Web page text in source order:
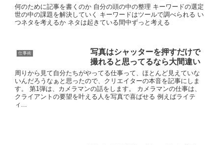
何のために記事を書くのか 自分の頭の中の整理 キーワードの選定
世の中の課題を解決していく キーワードはツールで調べられる い
つネタを考えるか ネタは起きている間中ずっと考える
仕事術
写真はシャッターを押すだけで
撮れると思ってるなら大間違い
周りから見て自分たちがやってる仕事って、ほとんど見えていな
いんだろうなぁと思ったので、クリエイターの本音を記事にしま
す。 第1弾は、カメラマンの話をします。 カメラマンの仕事は、
クライアントの要望を叶える人を写真で喜ばせる 例えばライテ
ィ...